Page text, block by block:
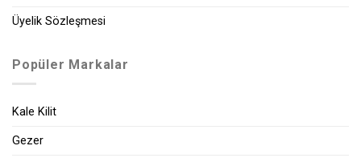
Üyelik Sözleşmesi
Popüler Markalar
Kale Kilit
Gezer